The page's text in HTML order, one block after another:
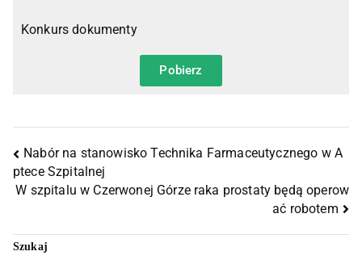
Konkurs dokumenty
Pobierz
Nabór na stanowisko Technika Farmaceutycznego w A
ptece Szpitalnej
W szpitalu w Czerwonej Górze raka prostaty będą operow
ać robotem
Szukaj